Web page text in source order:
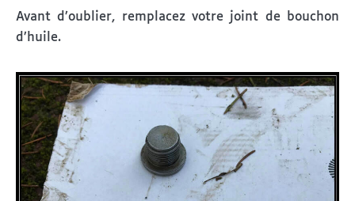
Avant d’oublier, remplacez votre joint de bouchon
d’huile.